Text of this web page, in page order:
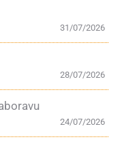
31/07/2026
28/07/2026
24/07/2026